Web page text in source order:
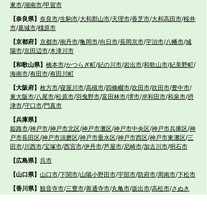
東市/湖南市/甲賀市
【奈良県】 奈良市/生駒市/大和郡山市/天理市/香芝市/大和高田市/桜井
市/葛城市/橿原市
【京都府】 京都市/南丹市/亀岡市/向日市/長岡京市/宇治市/八幡市/城
陽市/京田辺市/木津川市
【和歌山県】 橋本市/かつらぎ町/紀の川市/岩出市/和歌山市/紀美野町/
海南市/有田市/有田川町
【大阪府】 枚方市/寝屋川市/高槻市/四條畷市/吹田市/吹田市/豊中市/
東大阪市/八尾市/松原市/羽曳野市/富田林市/堺市/岸和田市/和泉市/摂
津市/守口市/門真市
【兵庫県】
姫路市/神戸市/神戸市北区/神戸市灘区/神戸市中央区/神戸市兵庫区/神
戸市長田区/神戸市須磨区/神戸市垂水区/神戸市西区/神戸市東灘区/三
田市/川西市/宝塚市/西宮市/伊丹市/芦屋市/尼崎市/加古川市/明石市
【広島県】 呉市
【山口県】 山口市/下関市/山陽小野田市/宇部市/防府市/周南市/下松市
【香川県】 観音寺市/三豊市/善通寺市/丸亀市/坂出市/高松市/さぬき